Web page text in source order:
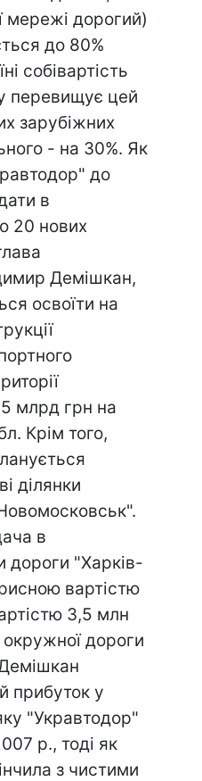
мережі дорогий)
до 80%
собівартість
перевищує цей
зарубіжних
- на 30%. Як
до
в
20 нових
Демішкан,
освоїти на
млрд грн на
Крім того,
ділянки
в
дороги "Харків-
вартістю
3,5 млн
дороги
прибуток у
"Укравтодор"
р., тоді як
з чистими